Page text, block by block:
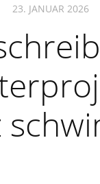
23. JANUAR 2026